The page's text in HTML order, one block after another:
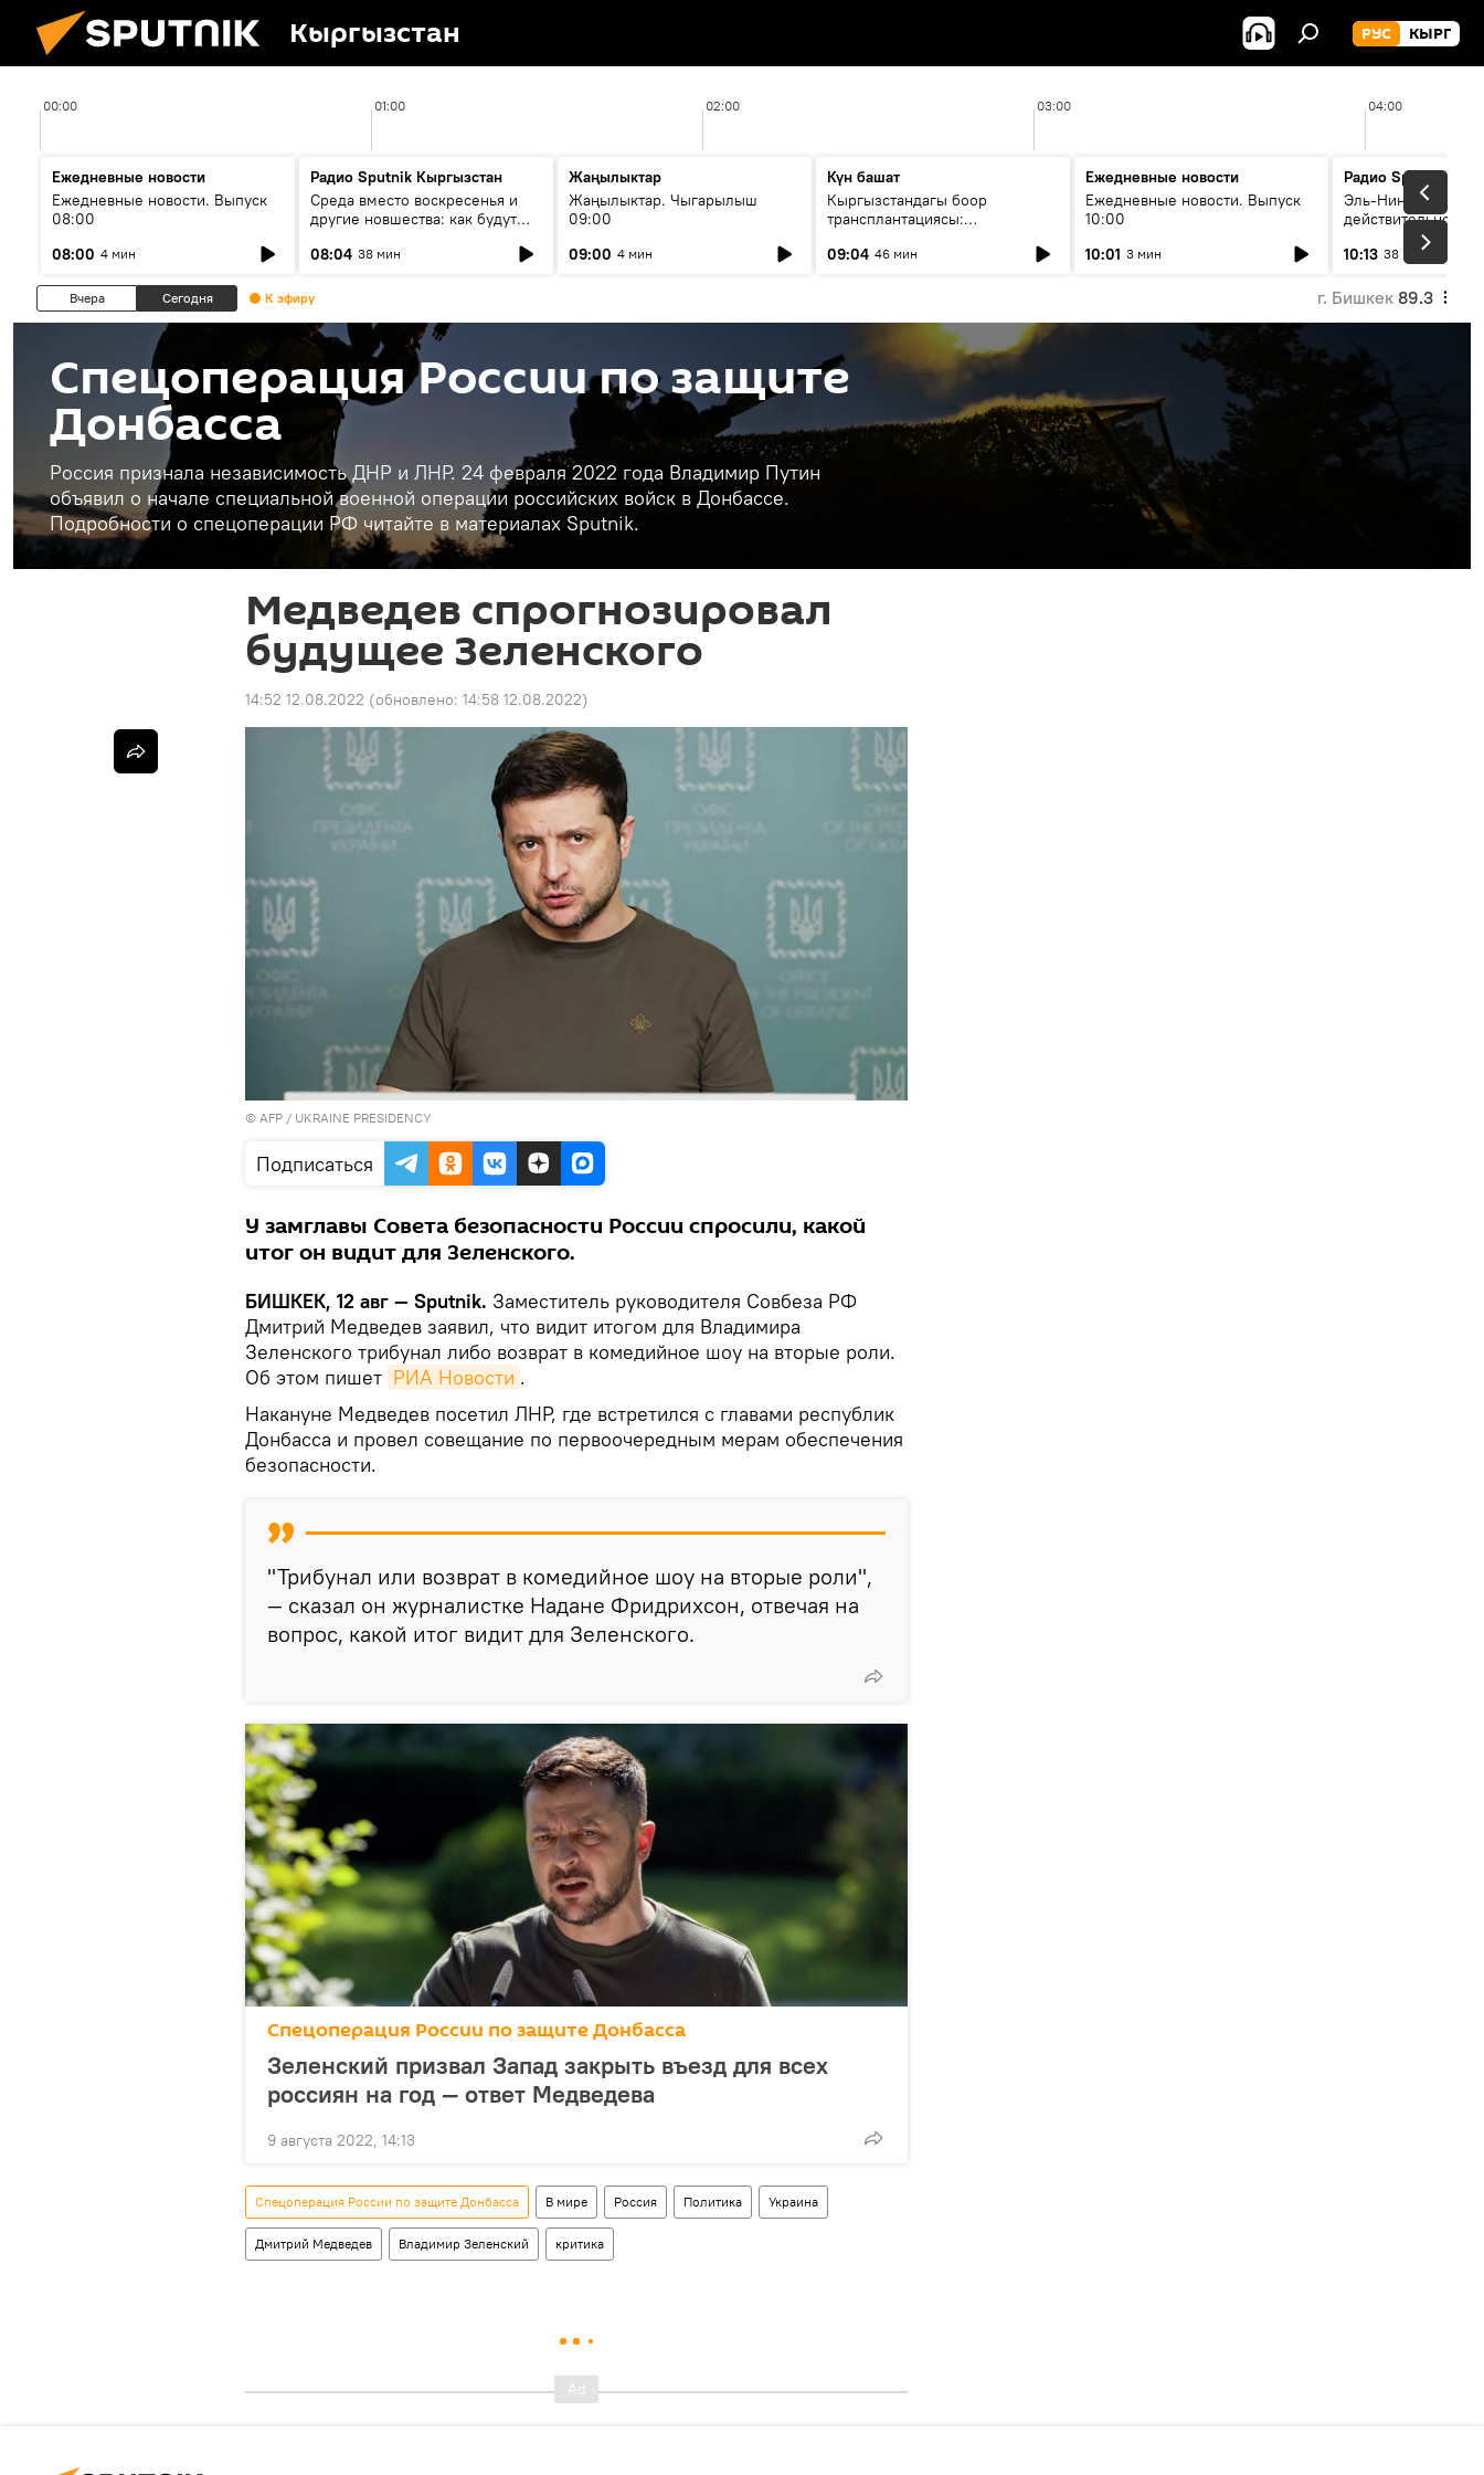
Кыргызстан РУС КЫРГ
00:00 01:00 02:00 03:00 04:00
Ежедневные новости
Ежедневные новости. Выпуск
08:00
08:00 4 мин
Радио Sputnik Кыргызстан
Среда вместо воскресенья и
другие новшества: как будут
08:04 38 мин
Жаңылыктар
Жаңылыктар. Чыгарылыш
09:00
09:00 4 мин
Күн башат
Кыргызстандагы боор
трансплантациясы:
келечеги
09:04 46 мин
Ежедневные новости
Ежедневные новости. Выпуск
10:00
10:01 3 мин
Радио Sputnik
Эль-Ниньо, жара и
действительно
погоду в
10:13 38 мин
Вчера Сегодня К эфиру г. Бишкек 89.3
Спецоперация России по защите
Донбасса
Россия признала независимость ДНР и ЛНР. 24 февраля 2022 года Владимир Путин
объявил о начале специальной военной операции российских войск в Донбассе.
Подробности о спецоперации РФ читайте в материалах Sputnik.
Медведев спрогнозировал
будущее Зеленского
14:52 12.08.2022 (обновлено: 14:58 12.08.2022)
© AFP / UKRAINE PRESIDENCY
Подписаться
У замглавы Совета безопасности России спросили, какой
итог он видит для Зеленского.
БИШКЕК, 12 авг — Sputnik. Заместитель руководителя Совбеза РФ
Дмитрий Медведев заявил, что видит итогом для Владимира
Зеленского трибунал либо возврат в комедийное шоу на вторые роли.
Об этом пишет РИА Новости .
Накануне Медведев посетил ЛНР, где встретился с главами республик
Донбасса и провел совещание по первоочередным мерам обеспечения
безопасности.
"Трибунал или возврат в комедийное шоу на вторые роли",
— сказал он журналистке Надане Фридрихсон, отвечая на
вопрос, какой итог видит для Зеленского.
Спецоперация России по защите Донбасса
Зеленский призвал Запад закрыть въезд для всех
россиян на год — ответ Медведева
9 августа 2022, 14:13
Спецоперация России по защите Донбасса В мире Россия Политика Украина
Дмитрий Медведев Владимир Зеленский критика